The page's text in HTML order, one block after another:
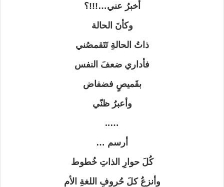
أخبرُ عني…!!!؟
وكأنَ الحالة
ذاتُ الحالةِ تَتَقمصُني
فأداري ضعفَ النفس
بقَميصٍ فضفاض
وأعبرُ ظنّي
…..
أرسم …
كُلَ حوارِ الذاتِ خُطوط
وأنزعُ كلَ حُروفِ اللغةِ الأم